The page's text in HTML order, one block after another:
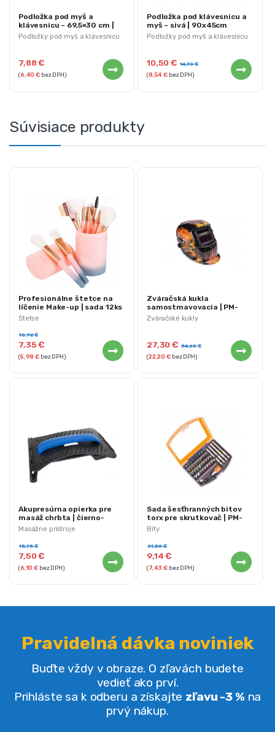
Podložky pod myš a klávesnicu
Podložka pod myš a
klávesnicu – 69,5×30 cm |
čierna
7,88€
(6,40€ bez DPH)
Podložky pod myš a klávesnicu
Podložka pod klávesnicu a
myš – sivá | 90x45cm
10,50€ 14,70€
(8,54€ bez DPH)
Súvisiace produkty
Štetce
Profesionálne štetce na
líčenie Make-up | sada 12ks
7,35€
10,92€
(5,98€ bez DPH)
Zváračské kukly
Zváračská kukla
samostmavovacia | PM-
APS-500S
27,30€ 54,60€
(22,20€bez DPH)
Masážne prístroje
Akupresúrna opierka pre
masáž chrbta | čierno-
modrá
7,50€
15,75€
(6,10€ bez DPH)
Bity
Sada šesťhranných bitov
torx pre skrutkovač | PM-
ZB-42SU
9,14€
31,50€
(7,43€ bez DPH)
Pravidelná dávka noviniek
Buďte vždy v obraze. O zľavách budete
vedieť ako prví.
Prihláste sa k odberu a získajte zľavu -3 % na
prvý nákup.